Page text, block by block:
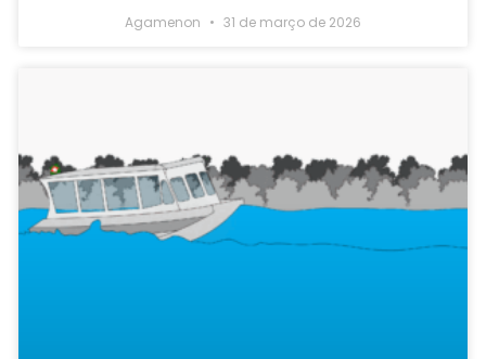
Agamenon 31 de março de 2026